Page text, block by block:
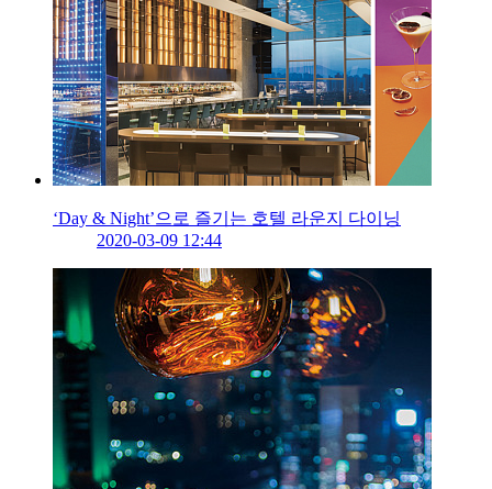
‘Day & Night’으로 즐기는 호텔 라운지 다이닝
2020-03-09 12:44